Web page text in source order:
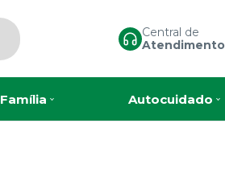
Central de
Atendimento
Família Autocuidado